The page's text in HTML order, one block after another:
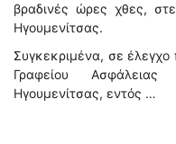
βραδινές ώρες χθες,
Ηγουμενίτσας.
Συγκεκριμένα, σε έλεγχο
Γραφείου Ασφάλειας
Ηγουμενίτσας, εντός …